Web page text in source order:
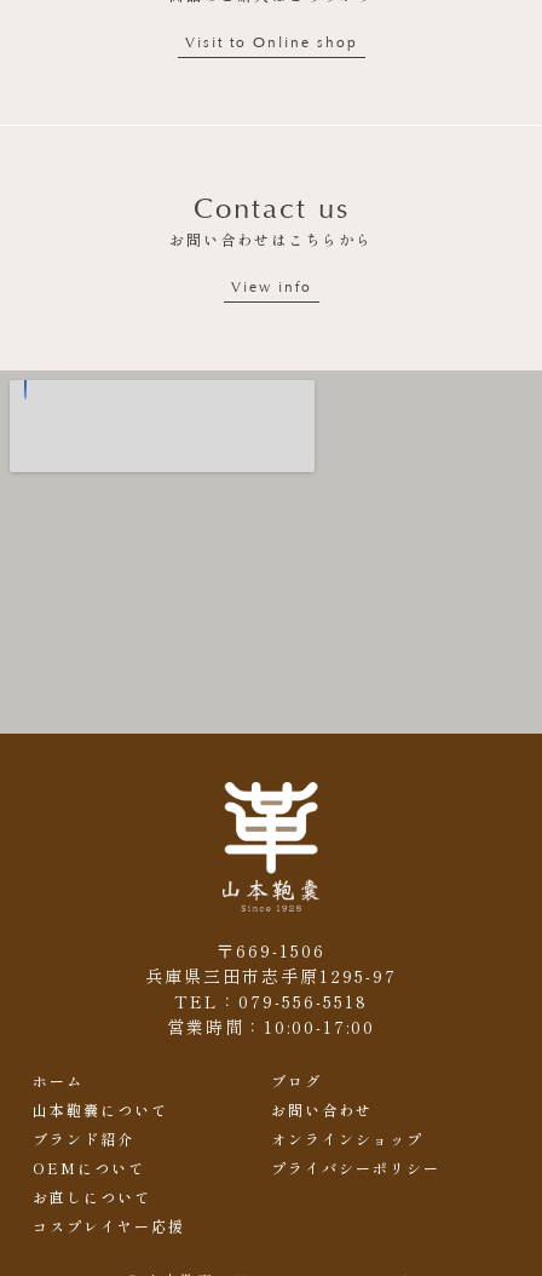
Visit to Online shop
Contact us
お問い合わせはこちらから
View info
〒669-1506
兵庫県三田市志手原1295-97
TEL：079-556-5518
営業時間：10:00-17:00
ホーム
山本鞄嚢について
ブランド紹介
OEMについて
お直しについて
コスプレイヤー応援
ブログ
お問い合わせ
オンラインショップ
プライバシーポリシー